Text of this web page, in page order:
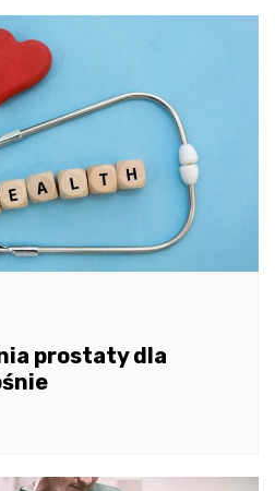
prostaty dla